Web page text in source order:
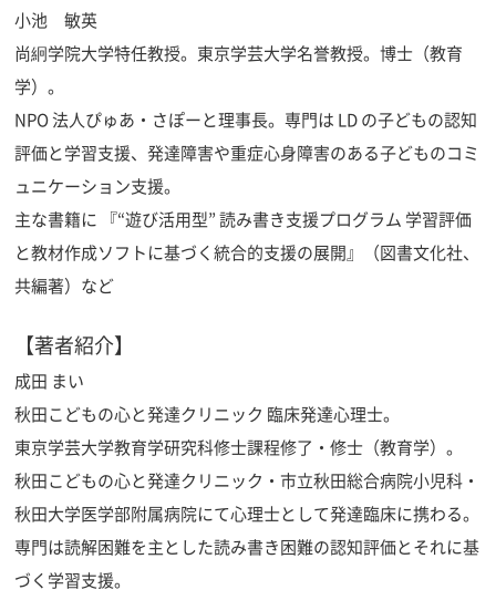
小池 敏英
尚絅学院大学特任教授。東京学芸大学名誉教授。博士（教育
学）。
NPO 法人ぴゅあ・さぽーと理事長。専門は LD の子どもの認知
評価と学習支援、発達障害や重症心身障害のある子どものコミ
ュニケーション支援。
主な書籍に 『“遊び活用型” 読み書き支援プログラム 学習評価
と教材作成ソフトに基づく統合的支援の展開』（図書文化社、
共編著）など
【著者紹介】
成田 まい
秋田こどもの心と発達クリニック 臨床発達心理士。
東京学芸大学教育学研究科修士課程修了・修士（教育学）。
秋田こどもの心と発達クリニック・市立秋田総合病院小児科・
秋田大学医学部附属病院にて心理士として発達臨床に携わる。
専門は読解困難を主とした読み書き困難の認知評価とそれに基
づく学習支援。